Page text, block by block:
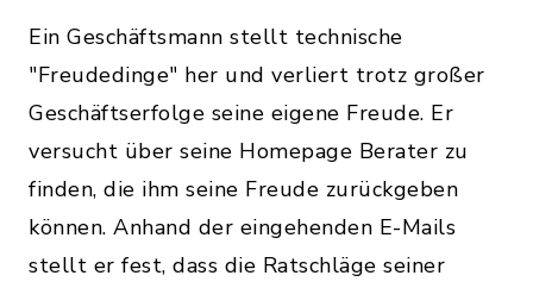
Ein Geschäftsmann stellt technische
"Freudedinge" her und verliert trotz großer
Geschäftserfolge seine eigene Freude. Er
versucht über seine Homepage Berater zu
finden, die ihm seine Freude zurückgeben
können. Anhand der eingehenden E-Mails
stellt er fest, dass die Ratschläge seiner